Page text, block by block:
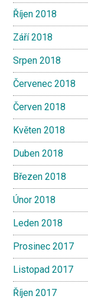
Říjen 2018
Září 2018
Srpen 2018
Červenec 2018
Červen 2018
Květen 2018
Duben 2018
Březen 2018
Únor 2018
Leden 2018
Prosinec 2017
Listopad 2017
Říjen 2017